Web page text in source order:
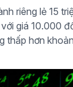
riêng lẻ 15
giá 10.000
thấp hơn